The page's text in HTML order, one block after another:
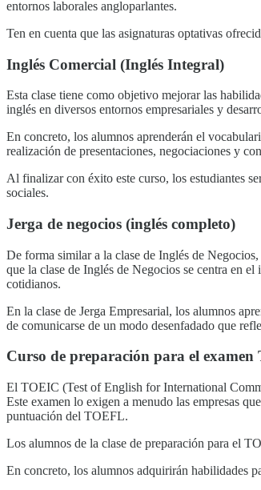
entornos laborales angloparlantes.
Ten en cuenta que las asignaturas optativas
Inglés Comercial (Inglés Integral)
Esta clase tiene como objetivo mejorar las
inglés en diversos entornos empresariales y
En concreto, los alumnos aprenderán el
realización de presentaciones, negociaciones y
Al finalizar con éxito este curso, los estudiantes
sociales.
Jerga de negocios (inglés completo)
De forma similar a la clase de Inglés de
que la clase de Inglés de Negocios se centra en
cotidianos.
En la clase de Jerga Empresarial, los alumnos
de comunicarse de un modo desenfadado que
Curso de preparación para el examen
El TOEIC (Test of English for International
Este examen lo exigen a menudo las empresas
puntuación del TOEFL.
Los alumnos de la clase de preparación para el
En concreto, los alumnos adquirirán habilidades